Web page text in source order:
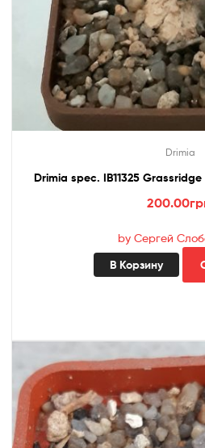
Drimia
Drimia spec. IB11325
200.00
by Сергей
В Корзину